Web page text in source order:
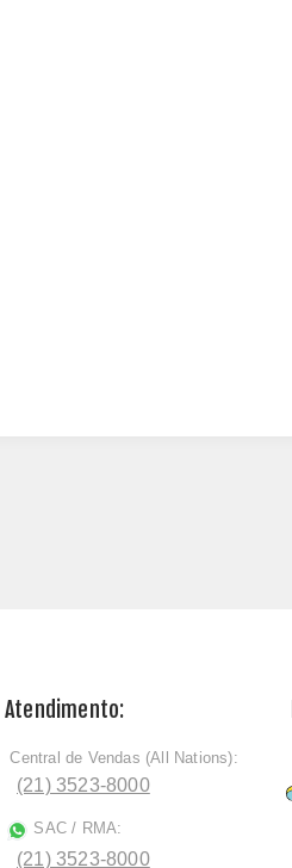
Atendimento:
ﾠCentral de Vendas (All Nations):
(21) 3523-8000
SAC / RMA:
(21) 3523-8000